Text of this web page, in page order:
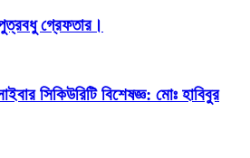
গ্রেফতার।
সিকিউরিটি বিশেষজ্ঞ: মোঃ হাবিবুর